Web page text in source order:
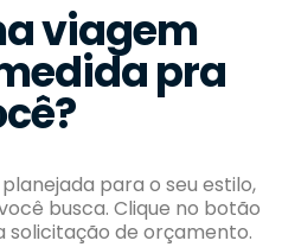
viagem
pra
para o seu estilo,
busca. Clique no botão
solicitação de orçamento.